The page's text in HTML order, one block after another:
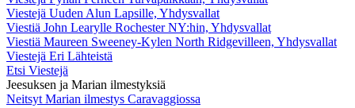
Viestejä Uuden Alun Lapsille, Yhdysvallat
Viestiä John Learylle Rochester NY:hin, Yhdysvallat
Viestiä Maureen Sweeney-Kylen North Ridgevilleen, Yhdysvallat
Viestejä Eri Lähteistä
Etsi Viestejä
Jeesuksen ja Marian ilmestyksiä
Neitsyt Marian ilmestys Caravaggiossa